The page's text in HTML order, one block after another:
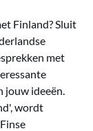
Finland? Sluit
met
jouw ideeën.
wordt